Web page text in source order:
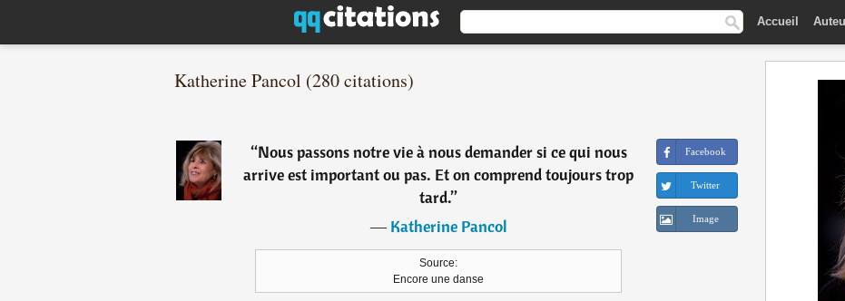
Accueil
Katherine Pancol (280 citations)
“Nous passons notre vie à nous demander si ce qui nous
arrive est important ou pas. Et on comprend toujours trop
tard.”
―Katherine Pancol
Source:
Encore une danse
Facebook
Twitter
Image